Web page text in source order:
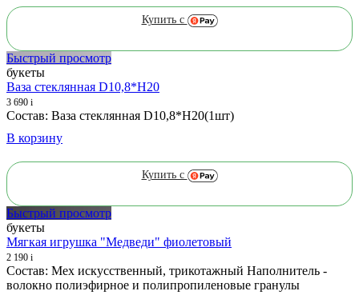
Купить с
Быстрый просмотр
букеты
Ваза стеклянная D10,8*H20
3 690 i
Состав: Ваза стеклянная D10,8*H20(1шт)
В корзину
Купить с
Быстрый просмотр
букеты
Мягкая игрушка "Медведи" фиолетовый
2 190 i
Состав: Мех искусственный, трикотажный Наполнитель -
волокно полиэфирное и полипропиленовые гранулы